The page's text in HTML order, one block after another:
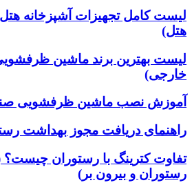
لیست کامل تجهیزات آشپزخانه هتل
هتل)
لیست بهترین برند ماشین
خارجی)
آموزش نصب ماشین ظرفشویی
راهنمای دریافت مجوز بهداشت
تفاوت کترینگ با رستوران چیست؟
رستوران و بیرون بر)